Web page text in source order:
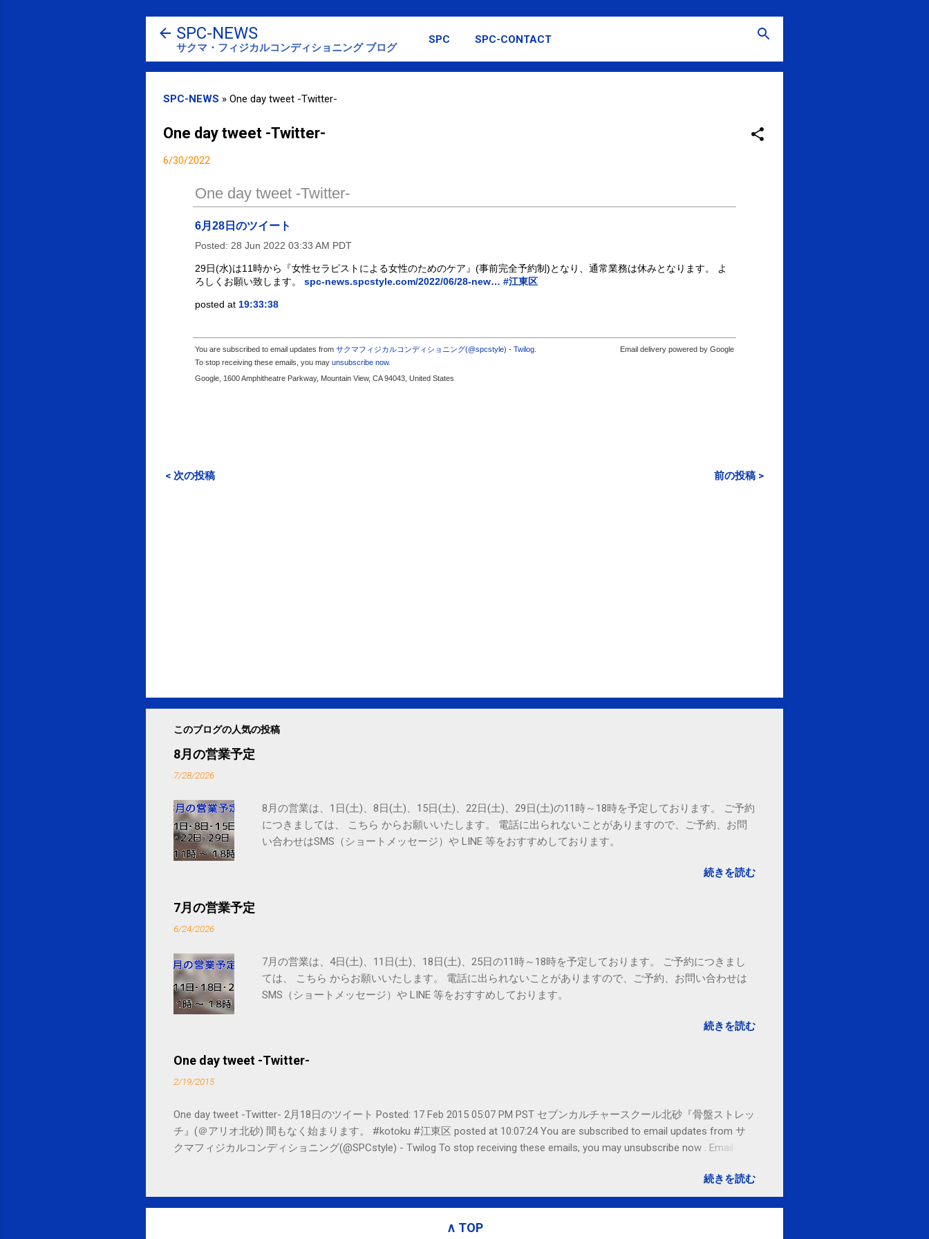
スキップしてメイン コンテンツに移動
SPC-NEWS
サクマ・フィジカルコンディショニング ブログ
SPC SPC-CONTACT
SPC-NEWS » One day tweet -Twitter-
One day tweet -Twitter-
6/30/2022
One day tweet -Twitter-
6月28日のツイート
Posted: 28 Jun 2022 03:33 AM PDT
29日(水)は11時から『女性セラピストによる女性のためのケア』(事前完全予約制)となり、通常業務は休みとなります。 よ
ろしくお願い致します。 spc-news.spcstyle.com/2022/06/28-new… #江東区
posted at 19:33:38
You are subscribed to email updates from サクマフィジカルコンディショニング(@spcstyle) - Twilog
To stop receiving these emails, you may unsubscribe now.
Email delivery powered by Google
Google, 1600 Amphitheatre Parkway, Mountain View, CA 94043, United States
< 次の投稿 前の投稿 >
このブログの人気の投稿
8月の営業予定
7/28/2026
8月の営業は、1日(土)、8日(土)、15日(土)、22日(土)、29日(土)の11時～18時を予定しております。 ご予約
につきましては、 こちら からお願いいたします。 電話に出られないことがありますので、ご予約、お問
い合わせはSMS（ショートメッセージ）や LINE 等をおすすめしております。
続きを読む
7月の営業予定
6/24/2026
7月の営業は、4日(土)、11日(土)、18日(土)、25日の11時～18時を予定しております。 ご予約につきまし
ては、 こちら からお願いいたします。 電話に出られないことがありますので、ご予約、お問い合わせは
SMS（ショートメッセージ）や LINE 等をおすすめしております。
続きを読む
One day tweet -Twitter-
2/19/2015
One day tweet -Twitter- 2月18日のツイート Posted: 17 Feb 2015 05:07 PM PST セブンカルチャースクール北砂『骨盤ストレッ
チ』(＠アリオ北砂) 間もなく始まります。 #kotoku #江東区 posted at 10:07:24 You are subscribed to email updates from サ
クマフィジカルコンディショニング(@SPCstyle) - Twilog To stop receiving these emails, you may unsubscribe now . Email
続きを読む
∧ TOP